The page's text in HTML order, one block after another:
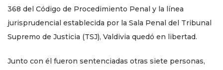
368 del Código de Procedimiento Penal y la línea
jurisprudencial establecida por la Sala Penal del Tribunal
Supremo de Justicia (TSJ), Valdivia quedó en libertad.
Junto con él fueron sentenciadas otras siete personas,